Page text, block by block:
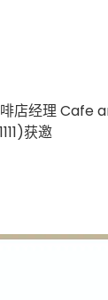
啡店经理 Cafe
获邀